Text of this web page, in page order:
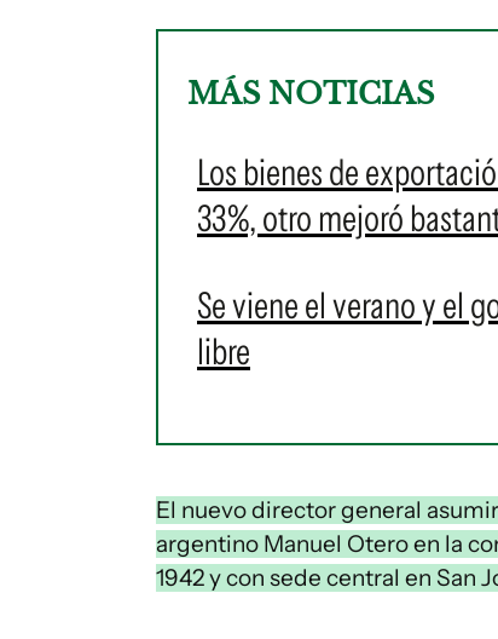
MÁS NOTICIAS
Los bienes de
33%, otro mejoró
Se viene el verano y el
libre
El nuevo director general
argentino Manuel Otero en la
1942 y con sede central en San